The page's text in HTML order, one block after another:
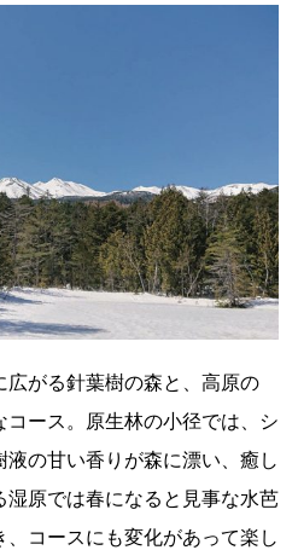
がる針葉樹の森と、高原の
ース。原生林の小径では、シ
の甘い香りが森に漂い、癒し
原では春になると見事な水芭
コースにも変化があって楽し